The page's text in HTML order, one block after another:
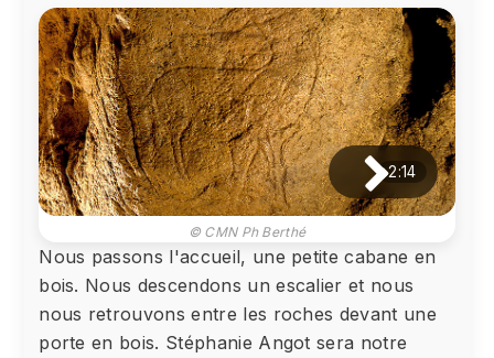
2:14
© CMN Ph Berthé
Nous passons l'accueil, une petite cabane en
bois. Nous descendons un escalier et nous
nous retrouvons entre les roches devant une
porte en bois. Stéphanie Angot sera notre